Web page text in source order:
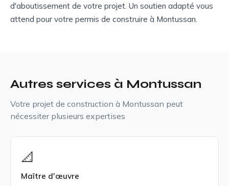
d'aboutissement de votre projet. Un soutien adapté vous
attend pour votre permis de construire à Montussan.
Autres services à Montussan
Votre projet de construction à Montussan peut
nécessiter plusieurs expertises
📐
Maître d'œuvre